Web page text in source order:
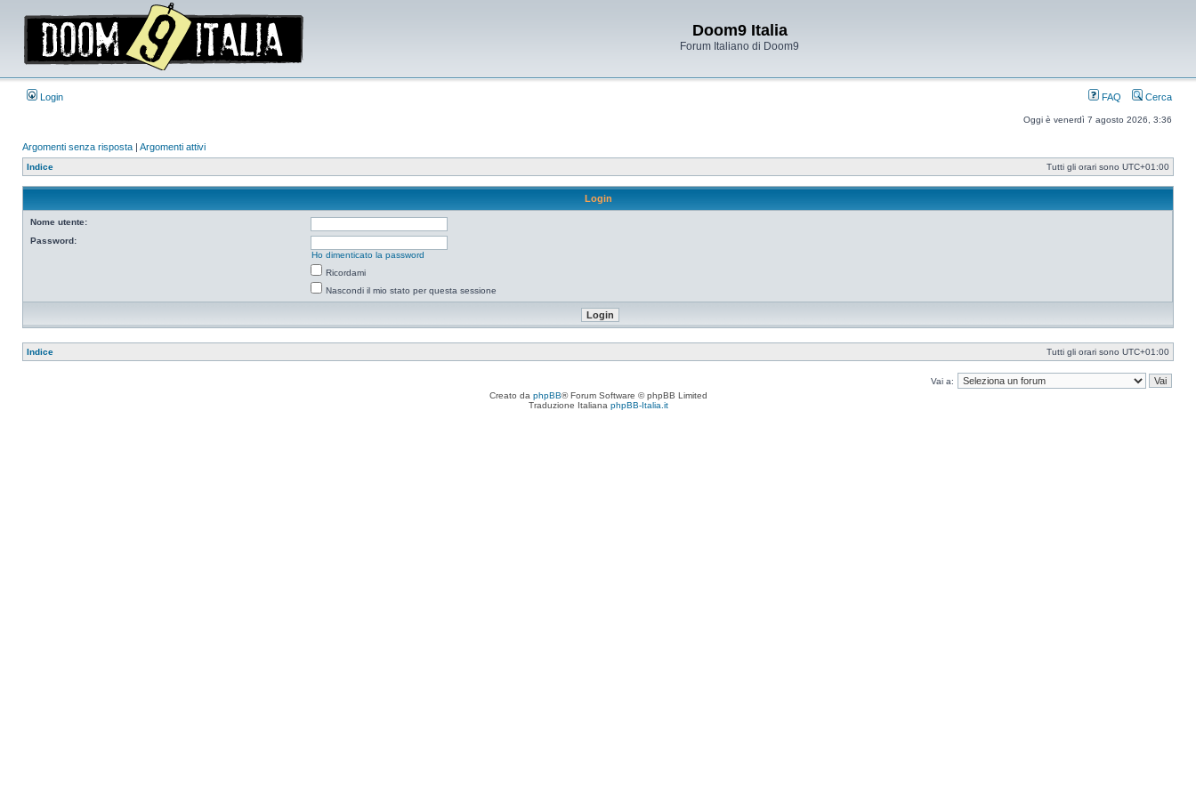
Doom9 Italia
Forum Italiano di Doom9
Login FAQ Cerca
Oggi è venerdì 7 agosto 2026, 3:36
Argomenti senza risposta | Argomenti attivi
Indice Tutti gli orari sono UTC+01:00
Login
Nome utente:
Password:
Ho dimenticato la password
Ricordami
Nascondi il mio stato per questa sessione
Indice Tutti gli orari sono UTC+01:00
Vai a:
Creato da phpBB® Forum Software © phpBB Limited
Traduzione Italiana phpBB-Italia.it